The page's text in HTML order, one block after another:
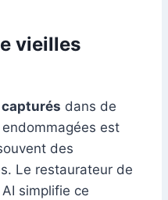
vieilles
dans de
est
des
Le restaurateur de
simplifie ce